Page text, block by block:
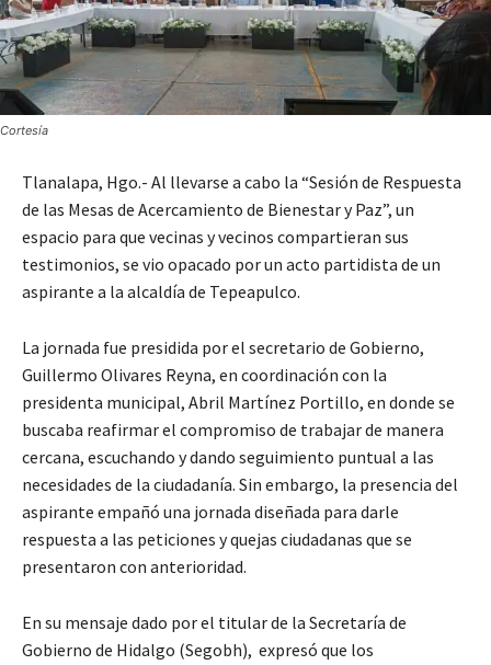
Cortesía
Tlanalapa, Hgo.- Al llevarse a cabo la “Sesión de Respuesta
de las Mesas de Acercamiento de Bienestar y Paz”, un
espacio para que vecinas y vecinos compartieran sus
testimonios, se vio opacado por un acto partidista de un
aspirante a la alcaldía de Tepeapulco.
La jornada fue presidida por el secretario de Gobierno,
Guillermo Olivares Reyna, en coordinación con la
presidenta municipal, Abril Martínez Portillo, en donde se
buscaba reafirmar el compromiso de trabajar de manera
cercana, escuchando y dando seguimiento puntual a las
necesidades de la ciudadanía. Sin embargo, la presencia del
aspirante empañó una jornada diseñada para darle
respuesta a las peticiones y quejas ciudadanas que se
presentaron con anterioridad.
En su mensaje dado por el titular de la Secretaría de
Gobierno de Hidalgo (Segobh), expresó que los